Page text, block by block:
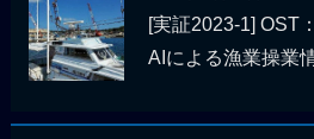
[実証2023-1] OST
AIによる漁業操業